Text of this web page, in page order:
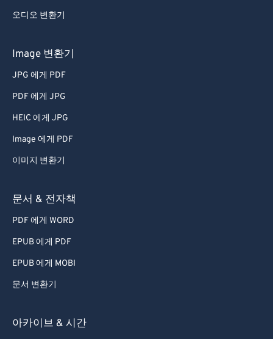
오디오 변환기
Image 변환기
JPG 에게 PDF
PDF 에게 JPG
HEIC 에게 JPG
Image 에게 PDF
이미지 변환기
문서 & 전자책
PDF 에게 WORD
EPUB 에게 PDF
EPUB 에게 MOBI
문서 변환기
아카이브 & 시간